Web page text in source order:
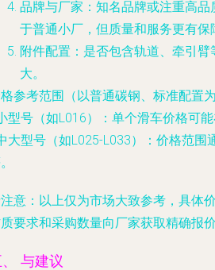
品牌与厂家 ：知名品牌或注重高
于普通小厂，但质量和服务更有保
附件配置 ：是否包含轨道、牵引
大。
参考范围（以普通碳钢、标准配置为
型号（如L016）：单个滑车价格可能
大型号（如L025-L033）：价格范围
意 ：以上仅为市场大致参考，具体
要求和采购数量向厂家获取精确报价
与建议